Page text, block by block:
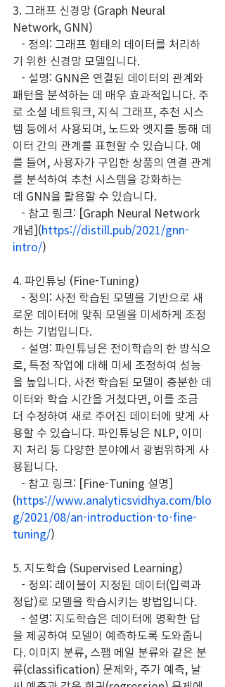
3. 그래프 신경망 (Graph Neural
Network, GNN)
- 정의: 그래프 형태의 데이터를 처리하
기 위한 신경망 모델입니다.
- 설명: GNN은 연결된 데이터의 관계와
패턴을 분석하는 데 매우 효과적입니다. 주
로 소셜 네트워크, 지식 그래프, 추천 시스
템 등에서 사용되며, 노드와 엣지를 통해 데
이터 간의 관계를 표현할 수 있습니다. 예
를 들어, 사용자가 구입한 상품의 연결 관계
를 분석하여 추천 시스템을 강화하는
데 GNN을 활용할 수 있습니다.
- 참고 링크: [Graph Neural Network
개념](https://distill.pub/2021/gnn-
intro/)
4. 파인튜닝 (Fine-Tuning)
- 정의: 사전 학습된 모델을 기반으로 새
로운 데이터에 맞춰 모델을 미세하게 조정
하는 기법입니다.
- 설명: 파인튜닝은 전이학습의 한 방식으
로, 특정 작업에 대해 미세 조정하여 성능
을 높입니다. 사전 학습된 모델이 충분한 데
이터와 학습 시간을 거쳤다면, 이를 조금
더 수정하여 새로 주어진 데이터에 맞게 사
용할 수 있습니다. 파인튜닝은 NLP, 이미
지 처리 등 다양한 분야에서 광범위하게 사
용됩니다.
- 참고 링크: [Fine-Tuning 설명]
(https://www.analyticsvidhya.com/blo
g/2021/08/an-introduction-to-fine-
tuning/)
5. 지도학습 (Supervised Learning)
- 정의: 레이블이 지정된 데이터(입력과
정답)로 모델을 학습시키는 방법입니다.
- 설명: 지도학습은 데이터에 명확한 답
을 제공하여 모델이 예측하도록 도와줍니
다. 이미지 분류, 스팸 메일 분류와 같은 분
류(classification) 문제와, 주가 예측, 날